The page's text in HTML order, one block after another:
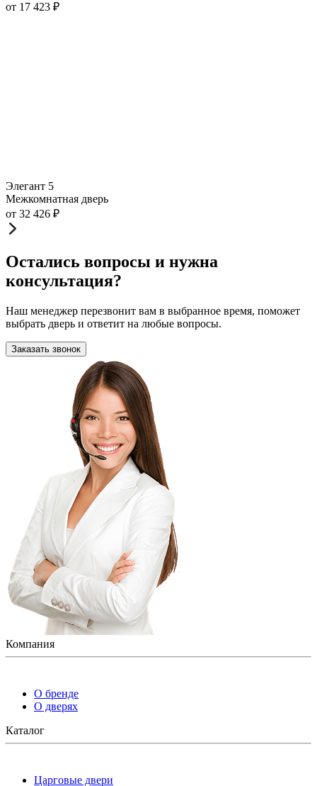
от 17 423 ₽
Элегант 5
Межкомнатная дверь
от 32 426 ₽
Остались вопросы и нужна
консультация?
Наш менеджер перезвонит вам в выбранное время, поможет
выбрать дверь и ответит на любые вопросы.
Заказать звонок
Компания
О бренде
О дверях
Каталог
Царговые двери